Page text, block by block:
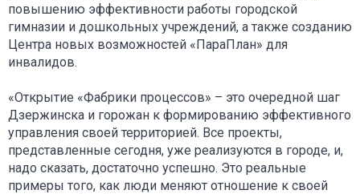
повышению эффективности работы городской
гимназии и дошкольных учреждений, а также созданию
Центра новых возможностей «ПараПлан» для
инвалидов.
«Открытие «Фабрики процессов» – это очередной шаг
Дзержинска и горожан к формированию эффективного
управления своей территорией. Все проекты,
представленные сегодня, уже реализуются в городе, и,
надо сказать, достаточно успешно. Это реальные
примеры того, как люди меняют отношение к своей